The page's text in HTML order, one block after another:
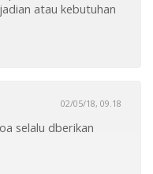
atau kebutuhan
02/05/18, 09.18
selalu dberikan